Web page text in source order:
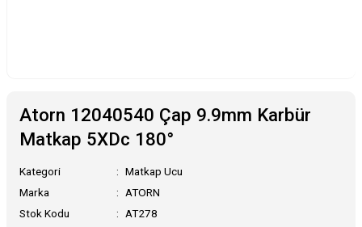
Atorn 12040540 Çap 9.9mm Karbür
Matkap 5XDc 180°
Kategori
Matkap Ucu
Marka
ATORN
Stok Kodu
AT278